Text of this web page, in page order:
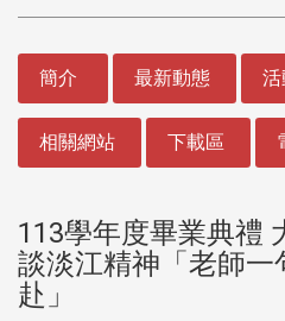
簡介 最新動態
相關網站 下載區
113學年度畢業典禮
談淡江精神「老師一
赴」